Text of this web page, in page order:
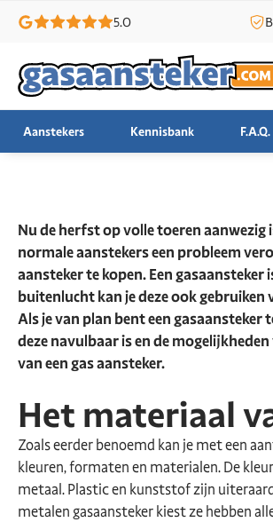
5.0
Aanstekers Kennisbank F.A.Q.
Nu de herfst op volle toeren
normale aanstekers een probleem
aansteker te kopen. Een
buitenlucht kan je deze ook gebruiken
Als je van plan bent een
deze navulbaar is en de
van een gas aansteker.
Het materiaal
Zoals eerder benoemd kan je met een
kleuren, formaten en materialen. De
metaal. Plastic en kunststof zijn
metalen gasaansteker kiest ze hebben